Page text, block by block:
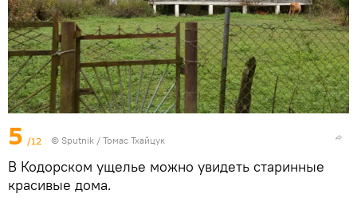
5 /12 © Sputnik / Томас Тхайцук
В Кодорском ущелье можно увидеть старинные
красивые дома.